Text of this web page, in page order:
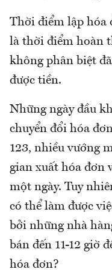
Thời điểm lập hóa
là thời điểm hoàn
không phân biệt
được tiền.
Những ngày đầu
chuyển đổi hóa
123, nhiều vướng
gian xuất hóa đơn
một ngày. Tuy
có thể làm được
bởi những nhà
bán đến 11-12 giờ
hóa đơn?